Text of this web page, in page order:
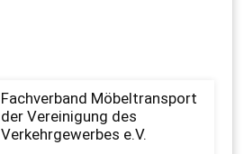
Fachverband Möbeltransport
der Vereinigung des
Verkehrgewerbes e.V.